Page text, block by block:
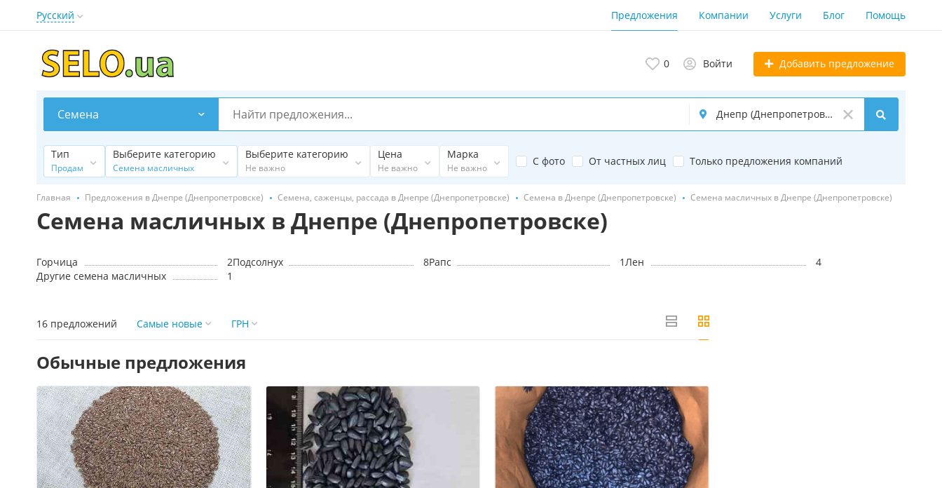
Русский Предложения Компании Услуги Блог Помощь
0 Войти Добавить предложение
Семена
Тип
Продам
Выберите категорию
Семена масличных
Выберите категорию
Не важно
Цена
Не важно
Марка
Не важно
С фото От частных лиц Только предложения компаний
Главная Предложения в Днепре (Днепропетровске) Семена, саженцы, рассада в Днепре (Днепропетровске) Семена в Днепре (Днепропетровске) Семена масличных в Днепре (Днепропетровске)
Семена масличных в Днепре (Днепропетровске)
Горчица 2Подсолнух 8Рапс 1 Лен
4
Другие семена масличных
1
16 предложений Самые новые ГРН
Обычные предложения